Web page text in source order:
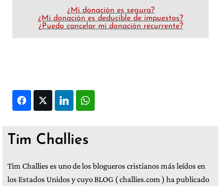
¿Mi donación es segura?
¿Mi donación es deducible de impuestos?
¿Puedo cancelar mi donación recurrente?
FacebookTwitter LinkedIn
Tim Challies
Tim Challies es uno de los blogueros cristianos más leídos en
los Estados Unidos y cuyo BLOG ( challies.com ) ha publicado